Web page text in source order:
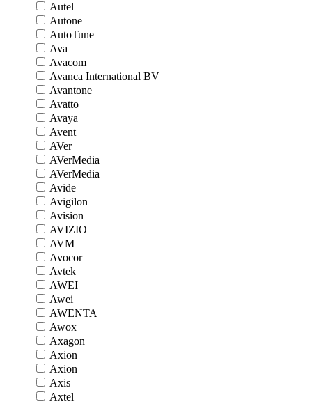
Autel
Autone
AutoTune
Ava
Avacom
Avanca International BV
Avantone
Avatto
Avaya
Avent
AVer
AVerMedia
AVerMedia
Avide
Avigilon
Avision
AVIZIO
AVM
Avocor
Avtek
AWEI
Awei
AWENTA
Awox
Axagon
Axion
Axion
Axis
Axtel